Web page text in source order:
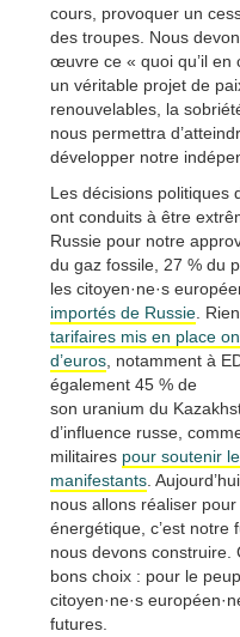
cours, provoquer un
des troupes. Nous
œuvre ce « quoi qu’il en
un véritable projet de
renouvelables, la
nous permettra
développer notre
Les décisions politiques
ont conduits à être
Russie pour notre
du gaz fossile, 27 % du
les citoyen·ne·s
importés de Russie .
tarifaires mis en place
d’euros , notamment à
également 45 % de
son uranium du
d’influence russe,
militaires pour soutenir
manifestants .
nous allons réaliser
énergétique, c’est
nous devons construire.
bons choix : pour le
citoyen·ne·s
futures.